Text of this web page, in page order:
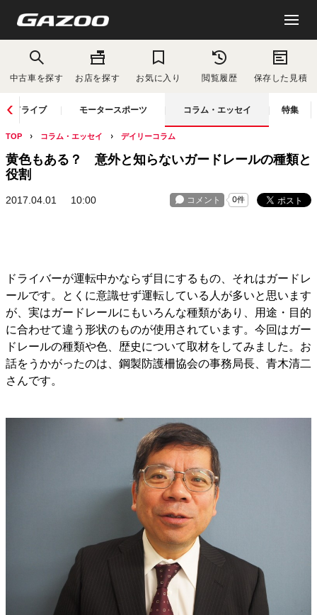
中古車を探す お店を探す お気に入り 閲覧履歴 保存した見積
ドライブ モータースポーツ コラム・エッセイ 特集
TOP コラム・エッセイ デイリーコラム
黄色もある？ 意外と知らないガードレールの種類と
役割
2017.04.01 10:00
ドライバーが運転中かならず目にするもの、それはガードレ
ールです。とくに意識せず運転している人が多いと思います
が、実はガードレールにもいろんな種類があり、用途・目的
に合わせて違う形状のものが使用されています。今回はガー
ドレールの種類や色、歴史について取材をしてみました。お
話をうかがったのは、鋼製防護柵協会の事務局長、青木清二
さんです。